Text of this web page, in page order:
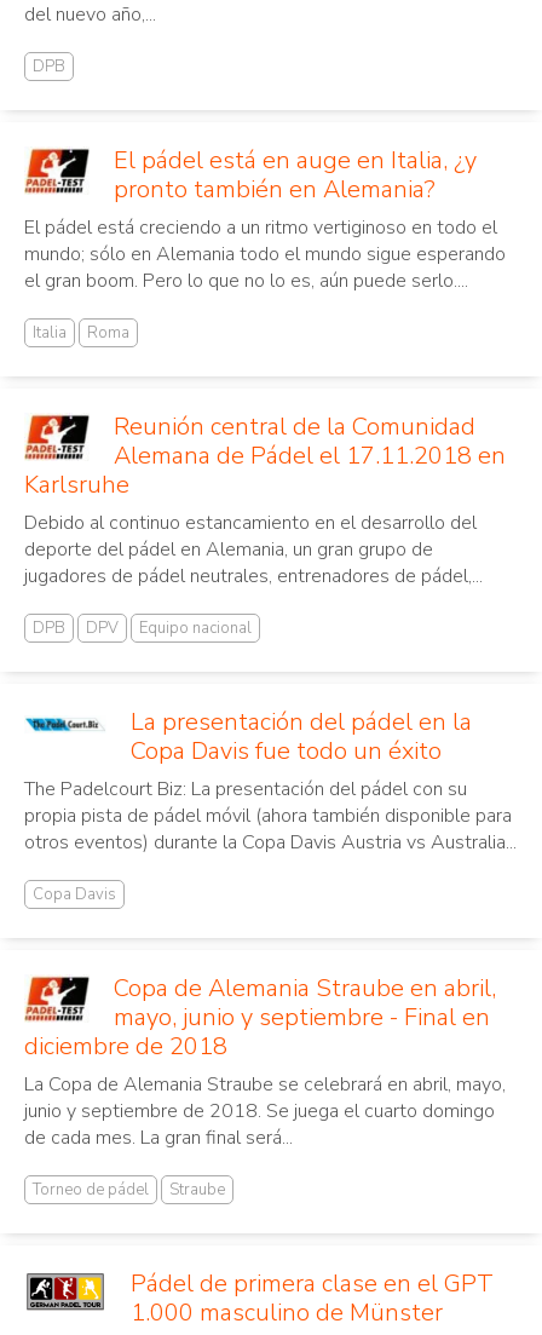
del nuevo año,...
DPB
El pádel está en auge en Italia, ¿y
pronto también en Alemania?
El pádel está creciendo a un ritmo vertiginoso en todo el
mundo; sólo en Alemania todo el mundo sigue esperando
el gran boom. Pero lo que no lo es, aún puede serlo....
Italia Roma
Reunión central de la Comunidad
Alemana de Pádel el 17.11.2018 en
Karlsruhe
Debido al continuo estancamiento en el desarrollo del
deporte del pádel en Alemania, un gran grupo de
jugadores de pádel neutrales, entrenadores de pádel,...
DPB DPV Equipo nacional
La presentación del pádel en la
Copa Davis fue todo un éxito
The Padelcourt Biz: La presentación del pádel con su
propia pista de pádel móvil (ahora también disponible para
otros eventos) durante la Copa Davis Austria vs Australia...
Copa Davis
Copa de Alemania Straube en abril,
mayo, junio y septiembre - Final en
diciembre de 2018
La Copa de Alemania Straube se celebrará en abril, mayo,
junio y septiembre de 2018. Se juega el cuarto domingo
de cada mes. La gran final será...
Torneo de pádel Straube
Pádel de primera clase en el GPT
1.000 masculino de Münster